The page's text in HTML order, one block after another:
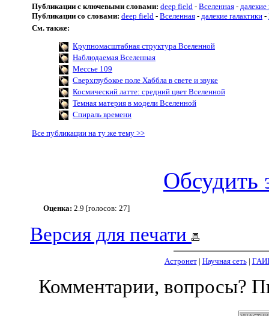
Публикации с ключевыми словами: deep field - Вселенная - далекие
Публикации со словами: deep field - Вселенная - далекие галактики -
См. также:
Крупномасштабная структура Вселенной
Наблюдаемая Вселенная
Мессье 109
Сверхглубокое поле Хаббла в свете и звуке
Космический латте: средний цвет Вселенной
Темная материя в модели Вселенной
Спираль времени
Все публикации на ту же тему >>
Обсудить
Оценка: 2.9 [голосов: 27]
Версия для печати
Астронет| Научная сеть|
Комментарии, вопросы?